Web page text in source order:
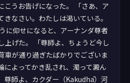
こうお告げになった。 「さあ、ア
なさい。わたしは渇いている。
に仰せになると、アーナンダ尊者
上げた。 「尊師よ、ちょうど今し
車が通り過ぎたばかりでございま
によってかき乱され、濁って澱ん
尊師よ、カクダー（Kakudhā）河